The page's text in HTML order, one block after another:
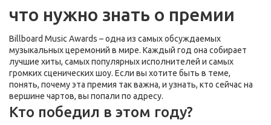
что нужно знать о премии
Billboard Music Awards – одна из самых обсуждаемых
музыкальных церемоний в мире. Каждый год она собирает
лучшие хиты, самых популярных исполнителей и самых
громких сценических шоу. Если вы хотите быть в теме,
понять, почему эта премия так важна, и узнать, кто сейчас на
вершине чартов, вы попали по адресу.
Кто победил в этом году?